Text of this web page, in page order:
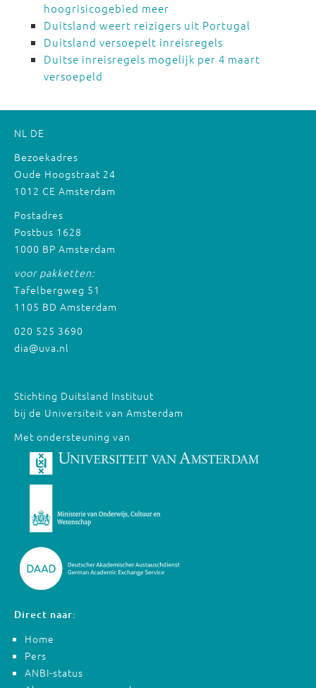
hoogrisicogebied meer
Duitsland weert reizigers uit Portugal
Duitsland versoepelt inreisregels
Duitse inreisregels mogelijk per 4 maart
versoepeld
NL DE
Bezoekadres
Oude Hoogstraat 24
1012 CE Amsterdam
Postadres
Postbus 1628
1000 BP Amsterdam
voor pakketten:
Tafelbergweg 51
1105 BD Amsterdam
020 525 3690
dia@uva.nl
Stichting Duitsland Instituut
bij de Universiteit van Amsterdam
Met ondersteuning van
Direct naar:
Home
Pers
ANBI-status